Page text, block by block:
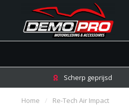
Scherp geprijsd
Home / Re-Tech Air Impact